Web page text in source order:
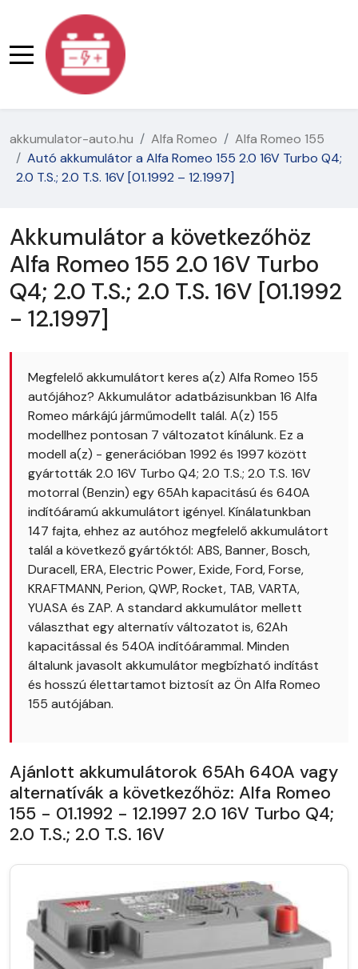
akkumulator-auto.hu Alfa Romeo
Alfa Romeo 155
Autó akkumulátor a Alfa Romeo 155 2.0 16V Turbo Q4;
2.0 T.S.; 2.0 T.S. 16V [01.1992 – 12.1997]
Akkumulátor a következőhöz
Alfa Romeo 155 2.0 16V Turbo
Q4; 2.0 T.S.; 2.0 T.S. 16V [01.1992
- 12.1997]
Megfelelő akkumulátort keres a(z) Alfa Romeo 155
autójához? Akkumulátor adatbázisunkban 16 Alfa
Romeo márkájú járműmodellt talál. A(z) 155
modellhez pontosan 7 változatot kínálunk. Ez a
modell a(z) - generációban 1992 és 1997 között
gyártották 2.0 16V Turbo Q4; 2.0 T.S.; 2.0 T.S. 16V
motorral (Benzin) egy 65Ah kapacitású és 640A
indítóáramú akkumulátort igényel. Kínálatunkban
147 fajta, ehhez az autóhoz megfelelő akkumulátort
talál a következő gyártóktól: ABS, Banner, Bosch,
Duracell, ERA, Electric Power, Exide, Ford, Forse,
KRAFTMANN, Perion, QWP, Rocket, TAB, VARTA,
YUASA és ZAP. A standard akkumulátor mellett
választhat egy alternatív változatot is, 62Ah
kapacitással és 540A indítóárammal. Minden
általunk javasolt akkumulátor megbízható indítást
és hosszú élettartamot biztosít az Ön Alfa Romeo
155 autójában.
Ajánlott akkumulátorok 65Ah 640A vagy
alternatívák a következőhöz: Alfa Romeo
155 - 01.1992 - 12.1997 2.0 16V Turbo Q4;
2.0 T.S.; 2.0 T.S. 16V